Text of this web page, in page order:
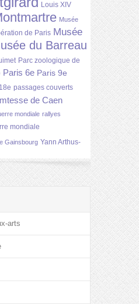
Louis XIV
Musée
de Paris Musée
du Barreau
Parc zoologique de
Paris 6e Paris 9e
passages couverts
de Caen
mondiale rallyes
mondiale
Gainsbourg Yann Arthus-
arts